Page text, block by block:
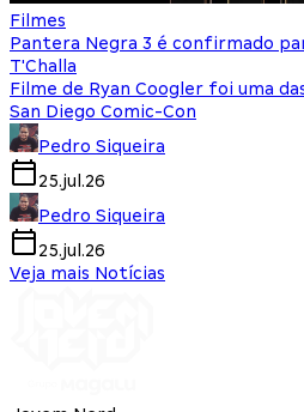
Filmes
Pantera Negra 3 é confirmado
T'Challa
Filme de Ryan Coogler foi uma
San Diego Comic-Con
Pedro Siqueira
25.jul.26
Pedro Siqueira
25.jul.26
Veja mais Notícias